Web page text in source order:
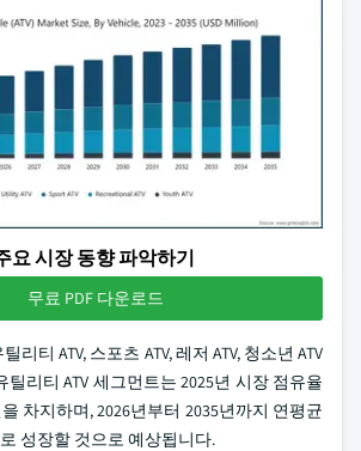
요 시장 동향 파악하기
무료 PDF 다운로드
리티 ATV, 스포츠 ATV, 레저 ATV, 청소년 ATV
틸리티 ATV 세그먼트는 2025년 시장 점유율
차지하며, 2026년부터 2035년까지 연평균
로 성장할 것으로 예상됩니다.